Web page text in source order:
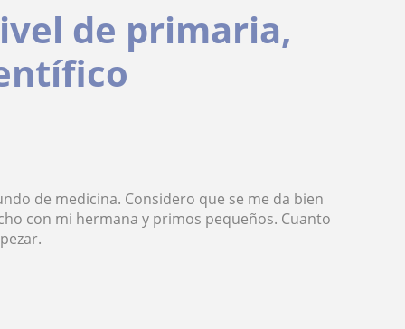
de primaria,
de medicina. Considero que se me da bien
con mi hermana y primos pequeños. Cuanto